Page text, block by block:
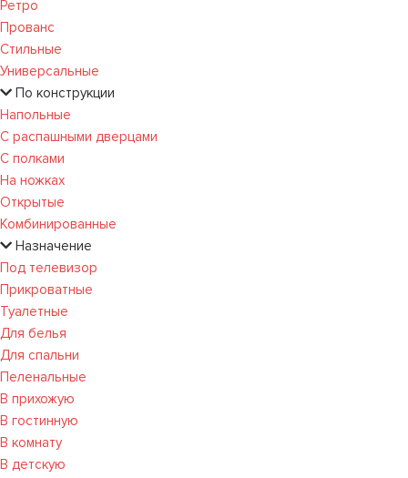
Ретро
Прованс
Стильные
Универсальные
По конструкции
Напольные
С распашными дверцами
С полками
На ножках
Открытые
Комбинированные
Назначение
Под телевизор
Прикроватные
Туалетные
Для белья
Для спальни
Пеленальные
В прихожую
В гостинную
В комнату
В детскую